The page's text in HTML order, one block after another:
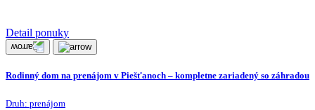
Detail ponuky
Rodinný dom na prenájom v Piešťanoch – kompletne zariadený so záhradou
Druh: prenájom